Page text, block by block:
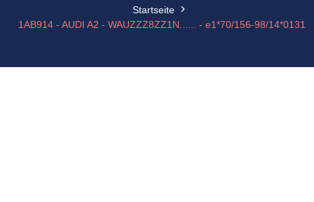
Startseite
1AB914 - AUDI A2 - WAUZZZ8ZZ1N...... - e1*70/156-98/14*0131